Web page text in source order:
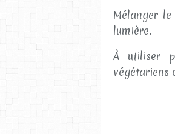
Mélanger
lumière.
À utiliser
végétariens